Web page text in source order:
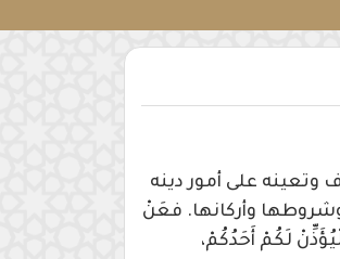
وتعينه على أمور دينه
وشروطها وأركانها. فعَنْ
لَكُمْ أَحَدُكُمْ،